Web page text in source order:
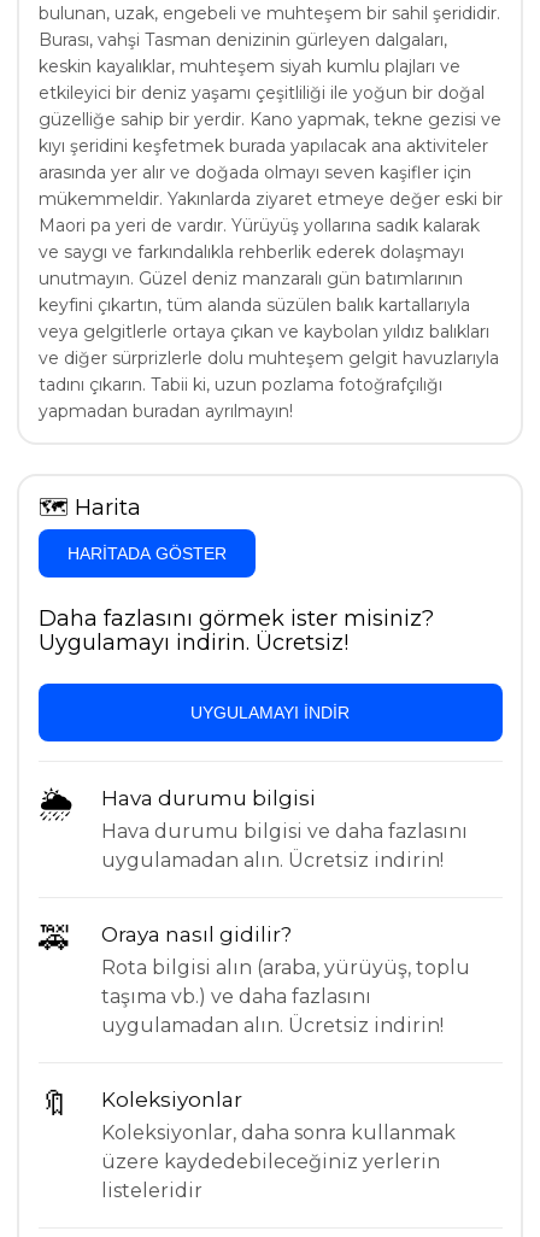
bulunan, uzak, engebeli ve muhteşem bir sahil şerididir.
Burası, vahşi Tasman denizinin gürleyen dalgaları,
keskin kayalıklar, muhteşem siyah kumlu plajları ve
etkileyici bir deniz yaşamı çeşitliliği ile yoğun bir doğal
güzelliğe sahip bir yerdir. Kano yapmak, tekne gezisi ve
kıyı şeridini keşfetmek burada yapılacak ana aktiviteler
arasında yer alır ve doğada olmayı seven kaşifler için
mükemmeldir. Yakınlarda ziyaret etmeye değer eski bir
Maori pa yeri de vardır. Yürüyüş yollarına sadık kalarak
ve saygı ve farkındalıkla rehberlik ederek dolaşmayı
unutmayın. Güzel deniz manzaralı gün batımlarının
keyfini çıkartın, tüm alanda süzülen balık kartallarıyla
veya gelgitlerle ortaya çıkan ve kaybolan yıldız balıkları
ve diğer sürprizlerle dolu muhteşem gelgit havuzlarıyla
tadını çıkarın. Tabii ki, uzun pozlama fotoğrafçılığı
yapmadan buradan ayrılmayın!
🗺 Harita
HARITADA GÖSTER
Daha fazlasını görmek ister misiniz?
Uygulamayı indirin. Ücretsiz!
UYGULAMAYI INDIR
🌦 Hava durumu bilgisi
Hava durumu bilgisi ve daha fazlasını
uygulamadan alın. Ücretsiz indirin!
🚕 Oraya nasıl gidilir?
Rota bilgisi alın (araba, yürüyüş, toplu
taşıma vb.) ve daha fazlasını
uygulamadan alın. Ücretsiz indirin!
🔖 Koleksiyonlar
Koleksiyonlar, daha sonra kullanmak
üzere kaydedebileceğiniz yerlerin
listeleridir